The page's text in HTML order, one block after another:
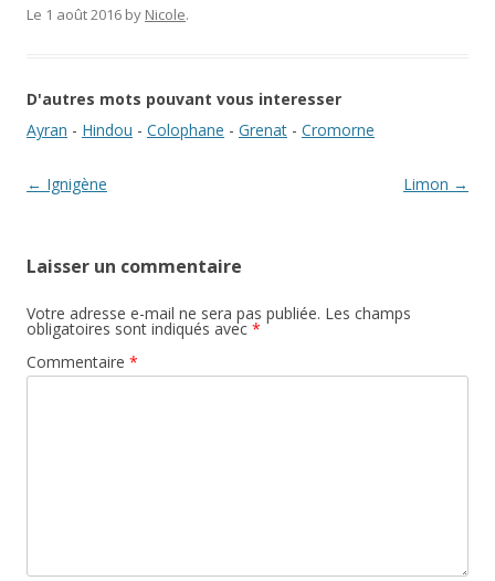
Le 1 août 2016 by Nicole.
D'autres mots pouvant vous interesser
Ayran - Hindou - Colophane - Grenat - Cromorne
Navigation des articles
← Ignigène Limon →
Laisser un commentaire
Votre adresse e-mail ne sera pas publiée. Les champs
obligatoires sont indiqués avec *
Commentaire *